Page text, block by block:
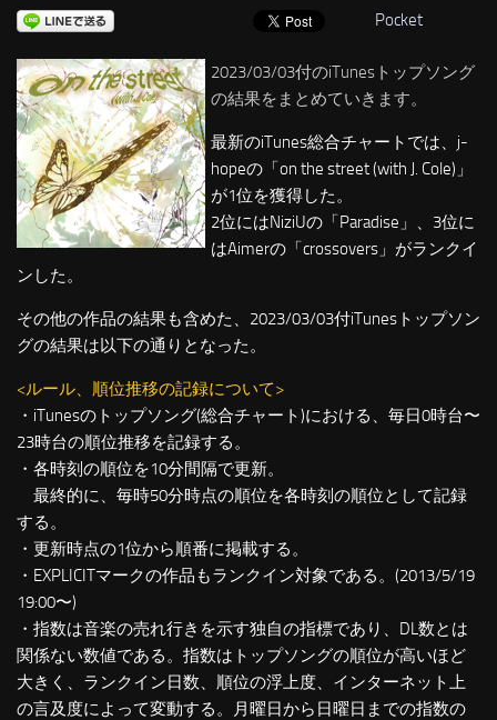
Pocket
2023/03/03付のiTunesトップソング
の結果をまとめていきます。
最新のiTunes総合チャートでは、j-
hopeの「on the street (with J. Cole)」
が1位を獲得した。
2位にはNiziUの「Paradise」、3位に
はAimerの「crossovers」がランクイ
ンした。
その他の作品の結果も含めた、2023/03/03付iTunesトップソン
グの結果は以下の通りとなった。
<ルール、順位推移の記録について>
・iTunesのトップソング(総合チャート)における、毎日0時台〜
23時台の順位推移を記録する。
・各時刻の順位を10分間隔で更新。
最終的に、毎時50分時点の順位を各時刻の順位として記録
する。
・更新時点の1位から順番に掲載する。
・EXPLICITマークの作品もランクイン対象である。(2013/5/19
19:00〜)
・指数は音楽の売れ行きを示す独自の指標であり、DL数とは
関係ない数値である。指数はトップソングの順位が高いほど
大きく、ランクイン日数、順位の浮上度、インターネット上
の言及度によって変動する。月曜日から日曜日までの指数の